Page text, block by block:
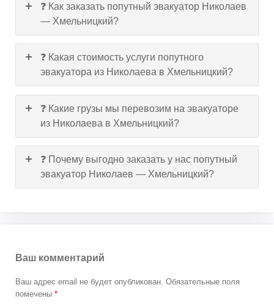
❓ Как заказать попутный эвакуатор Николаев
— Хмельницкий?
❓ Какая стоимость услуги попутного
эвакуатора из Николаева в Хмельницкий?
❓ Какие грузы мы перевозим на эвакуаторе
из Николаева в Хмельницкий?
❓ Почему выгодно заказать у нас попутный
эвакуатор Николаев — Хмельницкий?
Ваш комментарий
Ваш адрес email не будет опубликован. Обязательные поля
помечены *